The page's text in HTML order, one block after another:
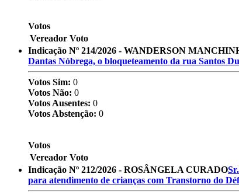
Votos
Vereador Voto
Indicação Nº 214/2026 - WANDERSON
Dantas Nóbrega, o bloqueteamento da rua Santos
Votos Sim: 0
Votos Não: 0
Votos Ausentes: 0
Votos Abstenção: 0
Votos
Vereador Voto
Indicação Nº 212/2026 - ROSÂNGELA CURADO
para atendimento de crianças com Transtorno do